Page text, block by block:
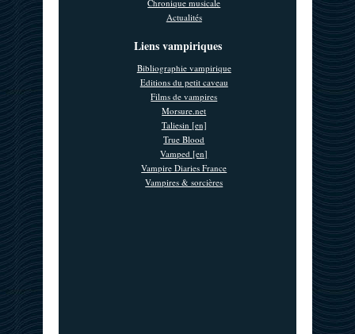
Chronique musicale
Actualités
Liens vampiriques
Bibliographie vampirique
Editions du petit caveau
Films de vampires
Morsure.net
Taliesin [en]
True Blood
Vamped [en]
Vampire Diaries France
Vampires & sorcières